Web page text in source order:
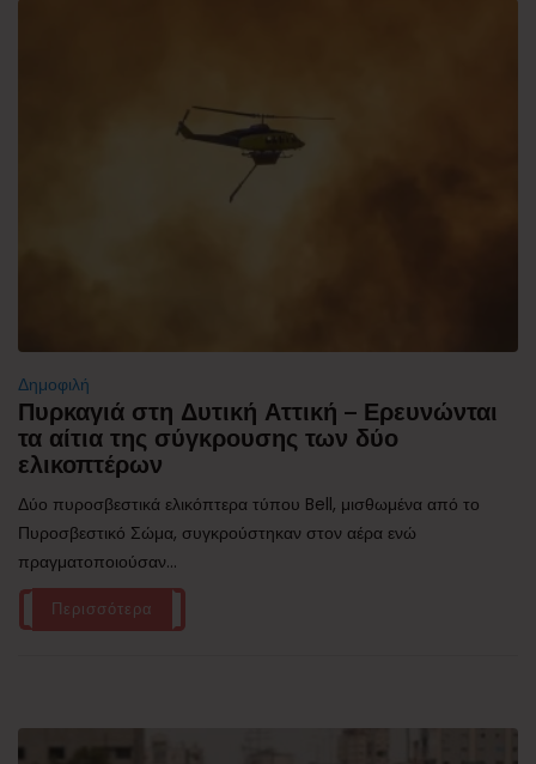
Δημοφιλή
Πυρκαγιά στη Δυτική Αττική – Ερευνώνται
τα αίτια της σύγκρουσης των δύο
ελικοπτέρων
Δύο πυροσβεστικά ελικόπτερα τύπου Bell, μισθωμένα από το
Πυροσβεστικό Σώμα, συγκρούστηκαν στον αέρα ενώ
πραγματοποιούσαν...
Περισσότερα